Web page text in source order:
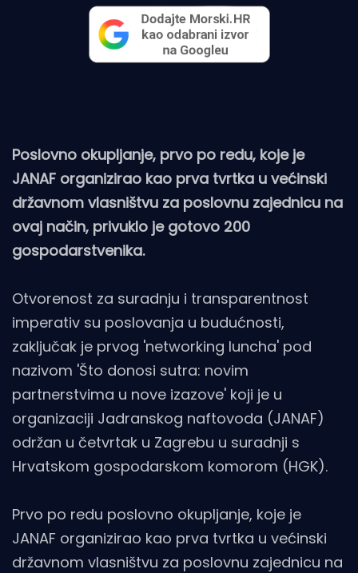
Poslovno okupljanje, prvo po redu, koje je
JANAF organizirao kao prva tvrtka u većinski
državnom vlasništvu za poslovnu zajednicu na
ovaj način, privuklo je gotovo 200
gospodarstvenika.
Otvorenost za suradnju i transparentnost
imperativ su poslovanja u budućnosti,
zaključak je prvog 'networking luncha' pod
nazivom 'Što donosi sutra: novim
partnerstvima u nove izazove' koji je u
organizaciji Jadranskog naftovoda (JANAF)
održan u četvrtak u Zagrebu u suradnji s
Hrvatskom gospodarskom komorom (HGK).
Prvo po redu poslovno okupljanje, koje je
JANAF organizirao kao prva tvrtka u većinski
državnom vlasništvu za poslovnu zajednicu na